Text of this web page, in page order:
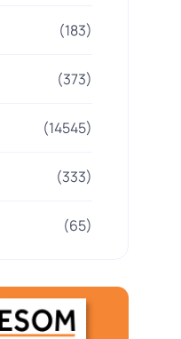
(183)
(373)
(14545)
(333)
(65)
(505)